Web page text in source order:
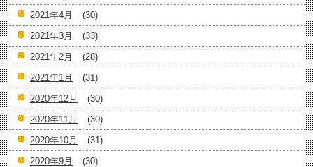
2021年4月
(30)
2021年3月
(33)
2021年2月
(28)
2021年1月
(31)
2020年12月
(30)
2020年11月
(30)
2020年10月
(31)
2020年9月
(30)